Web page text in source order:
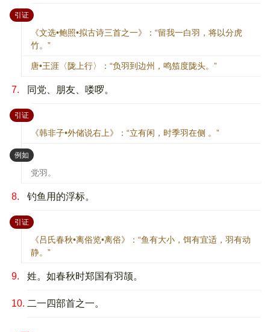
引证：
《文选•鲍照•拟古诗三首之一》：“留我一白羽，将以分虎
竹。”
唐•王涯〈陇上行〉：“负羽到边州，鸣笳度陇头。”
7. 同党、朋友、喽啰。
引证：
《韩非子•外储说右上》：“立有闲，时季羽在侧 。”
例如 ：
党羽。
8. 钓鱼用的浮标。
引证：
《吕氏春秋•离俗览•离俗》：“鱼有大小，饵有宜适，羽有动
静。”
9. 姓。如春秋时郑国有羽颉。
10. 二一四部首之一。